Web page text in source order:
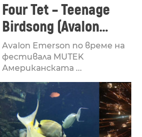
Four Tet – Teenage
Birdsong (Avalon
Emerson Scrub Jay
Remix)
Avalon Emerson по време на
фестивала MUTEK
Американската ...